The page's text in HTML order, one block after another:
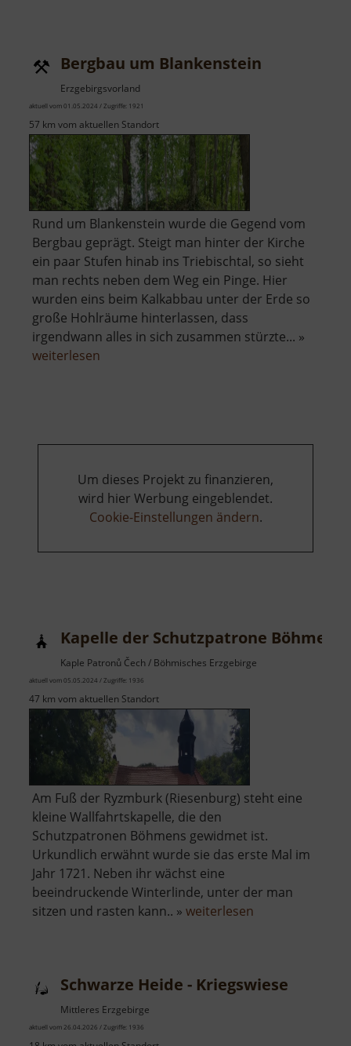
Bergbau um Blankenstein
Erzgebirgsvorland
aktuell vom 01.05.2024 / Zugriffe: 1921
57 km vom aktuellen Standort
Rund um Blankenstein wurde die Gegend vom
Bergbau geprägt. Steigt man hinter der Kirche
ein paar Stufen hinab ins Triebischtal, so sieht
man rechts neben dem Weg ein Pinge. Hier
wurden eins beim Kalkabbau unter der Erde so
große Hohlräume hinterlassen, dass
irgendwann alles in sich zusammen stürzte... »
weiterlesen
Um dieses Projekt zu finanzieren,
wird hier Werbung eingeblendet.
Cookie-Einstellungen ändern.
Kapelle der Schutzpatrone Böhmens
Kaple Patronů Čech / Böhmisches Erzgebirge
aktuell vom 05.05.2024 / Zugriffe: 1936
47 km vom aktuellen Standort
Am Fuß der Ryzmburk (Riesenburg) steht eine
kleine Wallfahrtskapelle, die den
Schutzpatronen Böhmens gewidmet ist.
Urkundlich erwähnt wurde sie das erste Mal im
Jahr 1721. Neben ihr wächst eine
beeindruckende Winterlinde, unter der man
sitzen und rasten kann.. » weiterlesen
Böhmens
Schwarze Heide - Kriegswiese
Mittleres Erzgebirge
aktuell vom 26.04.2026 / Zugriffe: 1936